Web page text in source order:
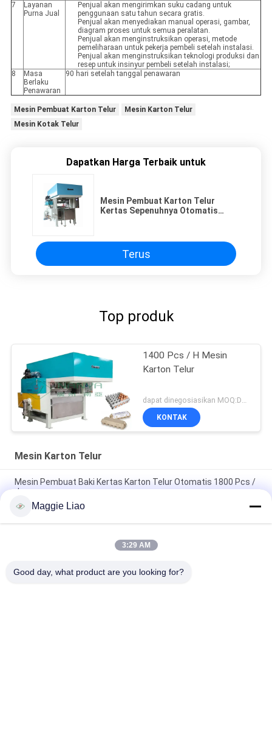
7
Layanan
Purna Jual
Penjual akan mengirimkan suku cadang untuk
penggunaan satu tahun secara gratis.
Penjual akan menyediakan manual operasi, gambar,
diagram proses untuk semua peralatan.
Penjual akan menginstruksikan operasi, metode
pemeliharaan untuk pekerja pembeli setelah instalasi.
Penjual akan menginstruksikan teknologi produksi dan
resep untuk insinyur pembeli setelah instalasi;
8
Masa
Berlaku
Penawaran
90 hari setelah tanggal penawaran
Mesin Pembuat Karton Telur
Mesin Karton Telur
Mesin Kotak Telur
Dapatkan Harga Terbaik untuk
Mesin Pembuat Karton Telur
Kertas Sepenuhnya Otomatis
Terus
Top produk
1400 Pcs / H Mesin
Karton Telur
dapat dinegosiasikan MOQ:Dapat dinegosiasikan
KONTAK
Mesin Karton Telur
Mesin Pembuat Baki Kertas Karton Telur Otomatis 1800 Pcs /
Jam
Mesin CE Persetujuan
Mesin Cetak Reciprocating Baki Telur Baki Telur Peternakan
Maggie Liao
3:29 AM
Good day, what product are you looking for?